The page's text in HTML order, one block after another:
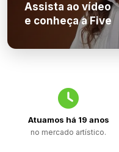
Assista ao vídeo
e conheça a Five
Atuamos há 19 anos
no mercado artístico.